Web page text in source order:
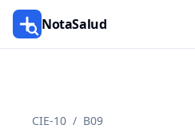
NotaSalud
CIE-10 / B09